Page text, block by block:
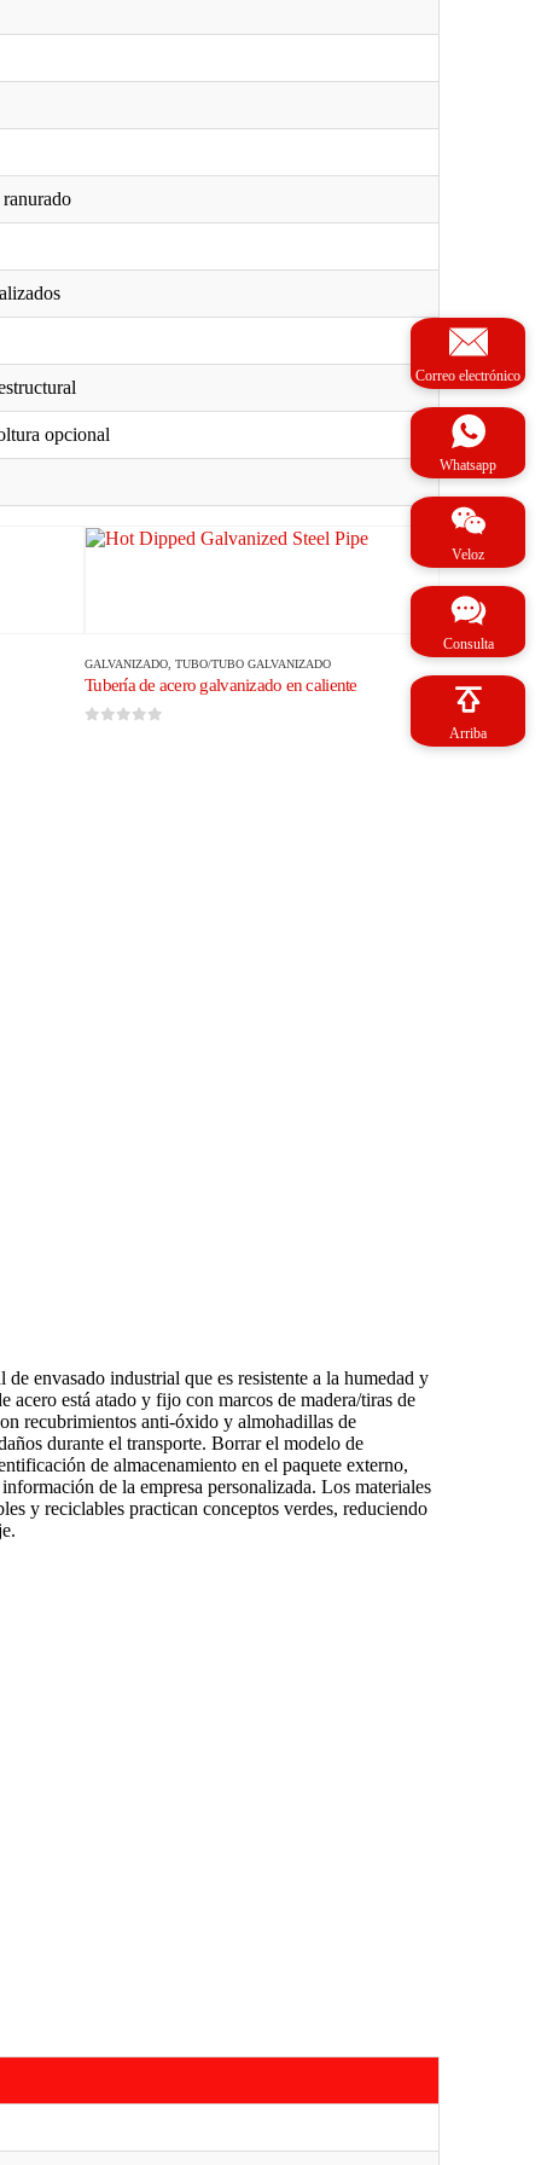
opcional
GALVANIZADO TUBO/TUBO GALVANIZADO
Tubería de acero galvanizado en caliente
envasado industrial que es resistente a la humedad y
acero está atado y fijo con marcos de madera/tiras de
recubrimientos anti-óxido y almohadillas de
durante el transporte. Borrar el modelo de
de almacenamiento en el paquete externo,
de la empresa personalizada. Los materiales
y reciclables practican conceptos verdes, reduciendo
Correo electrónico
Whatsapp
Veloz
Consulta
Arriba